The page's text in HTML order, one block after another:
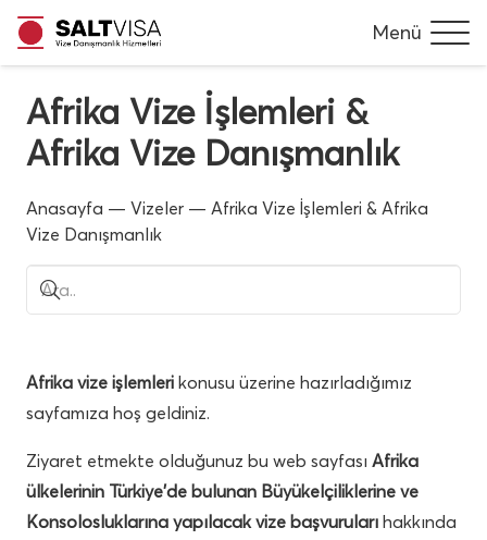
Menü
Afrika Vize İşlemleri &
Afrika Vize Danışmanlık
Anasayfa — Vizeler — Afrika Vize İşlemleri & Afrika
Vize Danışmanlık
Afrika vize işlemleri konusu üzerine hazırladığımız
sayfamıza hoş geldiniz.
Ziyaret etmekte olduğunuz bu web sayfası Afrika
ülkelerinin Türkiye’de bulunan Büyükelçiliklerine ve
Konsolosluklarına yapılacak vize başvuruları hakkında